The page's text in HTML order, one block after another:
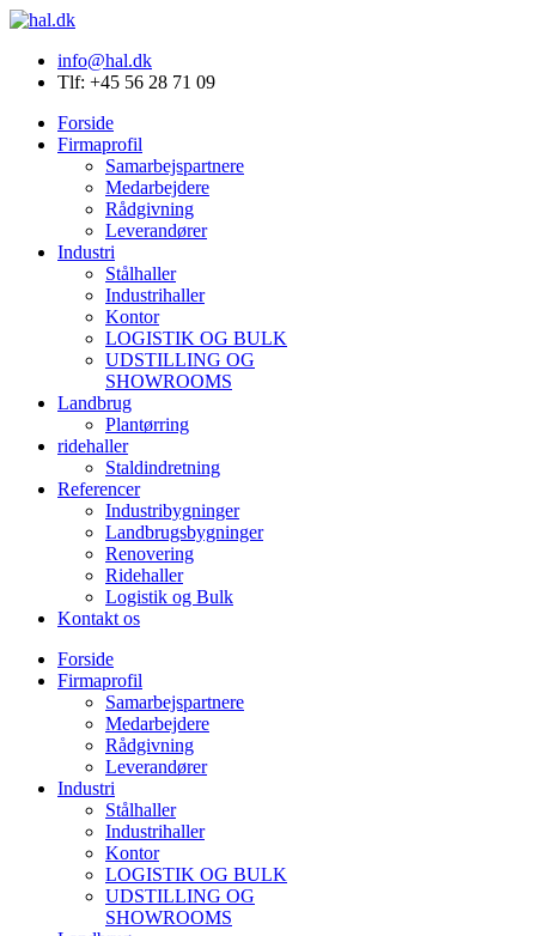
info@hal.dk
Tlf: +45 56 28 71 09
Forside
Firmaprofil
Samarbejspartnere
Medarbejdere
Rådgivning
Leverandører
Industri
Stålhaller
Industrihaller
Kontor
LOGISTIK OG BULK
UDSTILLING OG
SHOWROOMS
Landbrug
Plantørring
ridehaller
Staldindretning
Referencer
Industribygninger
Landbrugsbygninger
Renovering
Ridehaller
Logistik og Bulk
Kontakt os
Forside
Firmaprofil
Samarbejspartnere
Medarbejdere
Rådgivning
Leverandører
Industri
Stålhaller
Industrihaller
Kontor
LOGISTIK OG BULK
UDSTILLING OG
SHOWROOMS